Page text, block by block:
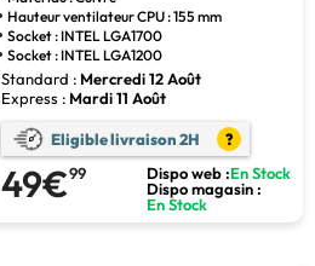
Hauteur ventilateur CPU : 155 mm
Socket : INTEL LGA1700
Socket : INTEL LGA1200
Standard : Mercredi 12 Août
Express : Mardi 11 Août
Eligible livraison 2H ?
49€99 Dispo web :En Stock
Dispo magasin :
En Stock